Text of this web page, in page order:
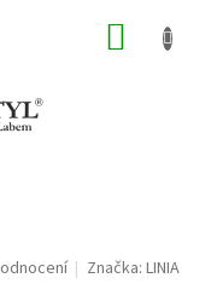
Značka:LINIA